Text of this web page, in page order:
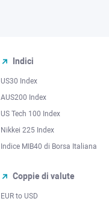
Indici
US30 Index
AUS200 Index
US Tech 100 Index
Nikkei 225 Index
Indice MIB40 di Borsa Italiana
Coppie di valute
EUR to USD